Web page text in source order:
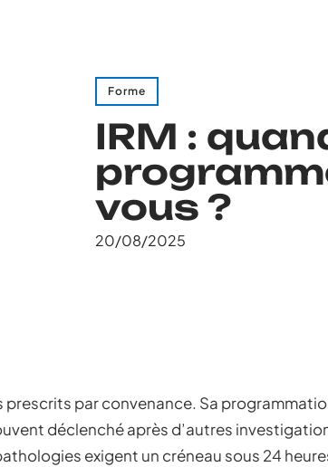
Forme
IRM :
vous ?
20/08/2025
prescrits par convenance. Sa
déclenché après d’autres
exigent un créneau sous 24